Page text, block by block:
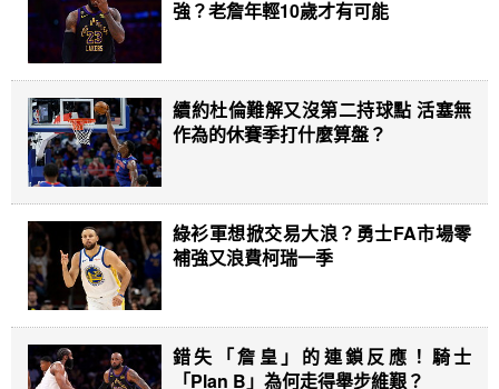
強？老詹年輕10歲才有可能
續約杜倫難解又沒第二持球點 活塞無
作為的休賽季打什麼算盤？
綠衫軍想掀交易大浪？勇士FA市場零
補強又浪費柯瑞一季
錯失「詹皇」的連鎖反應！騎士
「Plan B」為何走得舉步維艱？